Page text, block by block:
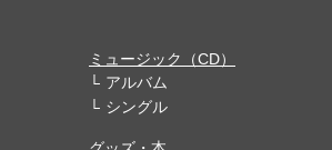
ミュージック（CD）
アルバム
シングル